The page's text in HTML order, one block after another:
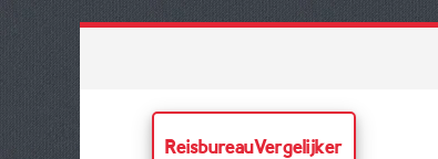
ReisbureauVergelijker